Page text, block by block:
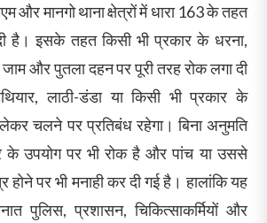
और मानगो थाना क्षेत्रों में धारा 163 के तहत
है। इसके तहत किसी भी प्रकार के धरना,
और पुतला दहन पर पूरी तरह रोक लगा दी
लाठी-डंडा या किसी भी प्रकार के
चलने पर प्रतिबंध रहेगा। बिना अनुमति
के उपयोग पर भी रोक है और पांच या उससे
पर भी मनाही कर दी गई है। हालांकि यह
पुलिस, प्रशासन, चिकित्साकर्मियों और